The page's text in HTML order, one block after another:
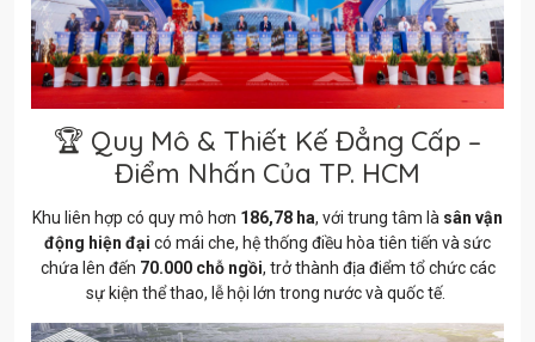
🏆 Quy Mô & Thiết Kế Đẳng Cấp –
Điểm Nhấn Của TP. HCM
Khu liên hợp có quy mô hơn 186,78 ha, với trung tâm là sân vận
động hiện đại có mái che, hệ thống điều hòa tiên tiến và sức
chứa lên đến 70.000 chỗ ngồi, trở thành địa điểm tổ chức các
sự kiện thể thao, lễ hội lớn trong nước và quốc tế.